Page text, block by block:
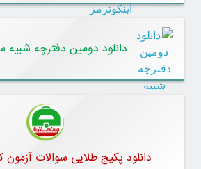
دانلود دومین دفترچه شبیه
دانلود پکیج طلایی سوالات آزمون